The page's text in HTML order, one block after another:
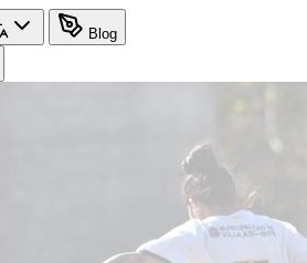
Blog